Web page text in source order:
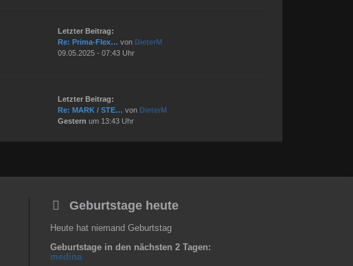
Letzter Beitrag:
Re: Prima-Flex… von DieterM
09.05.2025 - 07:43 Uhr
Letzter Beitrag:
Re: MARK / STE… von DieterM
Gestern um 13:43 Uhr
Geburtstage heute
Heute hat niemand Geburtstag
Geburtstage in den nächsten 2 Tagen:
medina